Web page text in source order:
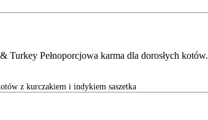
Turkey Pełnoporcjowa karma dla dorosłych kotów.
z kurczakiem i indykiem saszetka